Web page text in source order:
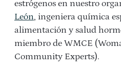
estrógenos en nuestro
León, ingeniera química
alimentación y salud
miembro de WMCE
Community Experts).